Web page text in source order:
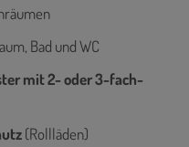
Bad und WC
mit 2- oder 3-fach-
(Rollläden)